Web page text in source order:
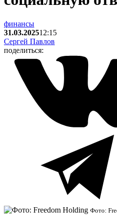
финансы
31.03.202512:15
Сергей Павлов
поделиться:
Фото: